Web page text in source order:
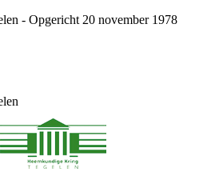
- Opgericht 20 november 1978